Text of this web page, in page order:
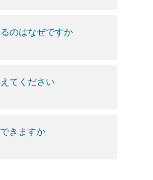
のはなぜですか
てください
きますか